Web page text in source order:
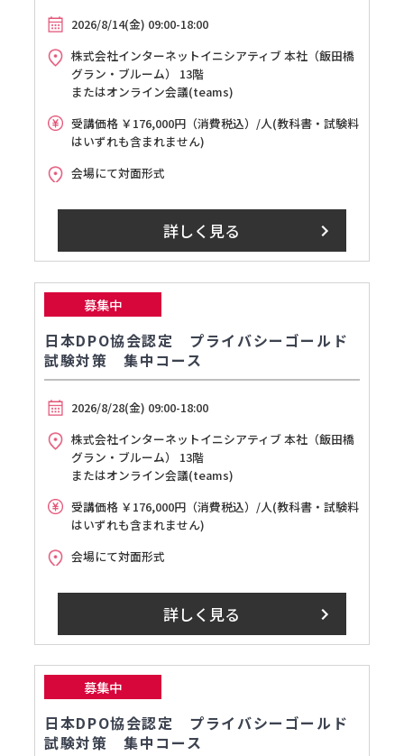
2026/8/14(金) 09:00-18:00
株式会社インターネットイニシアティブ 本社（飯田橋
グラン・ブルーム） 13階
またはオンライン会議(teams)
受講価格 ￥176,000円（消費税込）/人(教科書・試験料
はいずれも含まれません)
会場にて対面形式
詳しく見る
募集中
日本DPO協会認定 プライバシーゴールド
試験対策 集中コース
2026/8/28(金) 09:00-18:00
株式会社インターネットイニシアティブ 本社（飯田橋
グラン・ブルーム） 13階
またはオンライン会議(teams)
受講価格 ￥176,000円（消費税込）/人(教科書・試験料
はいずれも含まれません)
会場にて対面形式
詳しく見る
募集中
日本DPO協会認定 プライバシーゴールド
試験対策 集中コース